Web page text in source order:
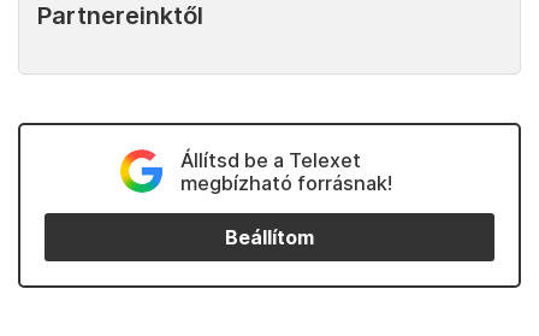
Partnereinktől
Állítsd be a Telexet
megbízható forrásnak!
Beállítom